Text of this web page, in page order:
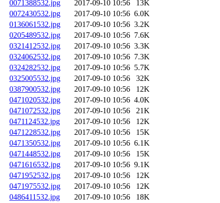
0071388532.jpg
2017-09-10 10:56
13K
0072430532.jpg
2017-09-10 10:56 6.0K
0136061532.jpg
2017-09-10 10:56 3.2K
0205489532.jpg
2017-09-10 10:56 7.6K
0321412532.jpg
2017-09-10 10:56 3.3K
0324062532.jpg
2017-09-10 10:56 7.3K
0324282532.jpg
2017-09-10 10:56 5.7K
0325005532.jpg
2017-09-10 10:56
32K
0387900532.jpg
2017-09-10 10:56
12K
0471020532.jpg
2017-09-10 10:56 4.0K
0471072532.jpg
2017-09-10 10:56
21K
0471124532.jpg
2017-09-10 10:56
12K
0471228532.jpg
2017-09-10 10:56
15K
0471350532.jpg
2017-09-10 10:56 6.1K
0471448532.jpg
2017-09-10 10:56
15K
0471616532.jpg
2017-09-10 10:56 9.1K
0471952532.jpg
2017-09-10 10:56
12K
0471975532.jpg
2017-09-10 10:56
12K
0486411532.jpg
2017-09-10 10:56
18K